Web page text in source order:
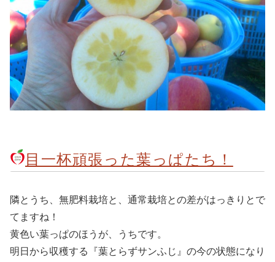
目一杯頑張った葉っぱたち！
隣とうち、無肥料栽培と、通常栽培との差がはっきりとで
てますね！
黄色い葉っぱのほうが、うちです。
明日から収穫する『葉とらずサンふじ』の今の状態になり